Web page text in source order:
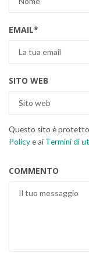
EMAIL*
SITO WEB
Questo sito è protetto
Policye ai Termini di
COMMENTO